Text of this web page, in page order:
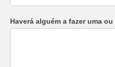
Haverá alguém a fazer uma